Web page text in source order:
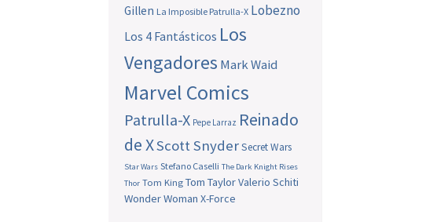
Gillen La Imposible Patrulla-X Lobezno
Los 4 Fantásticos Los
Vengadores Mark Waid
Marvel Comics
Patrulla-X Pepe Larraz Reinado
de XScott SnyderSecret Wars
Star Wars Stefano Caselli The Dark Knight Rises
Thor Tom King Tom TaylorValerio Schiti
Wonder Woman X-Force